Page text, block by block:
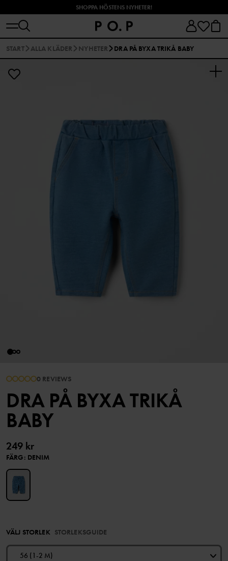
SHOPPA HÖSTENS NYHETER!
START ALLA KLÄDER NYHETER DRA PÅ BYXA TRIKÅ BABY
0 REVIEWS
DRA PÅ BYXA TRIKÅ
BABY
249 kr
FÄRG: DENIM
VÄLJ STORLEK STORLEKSGUIDE
56 (1-2 M)